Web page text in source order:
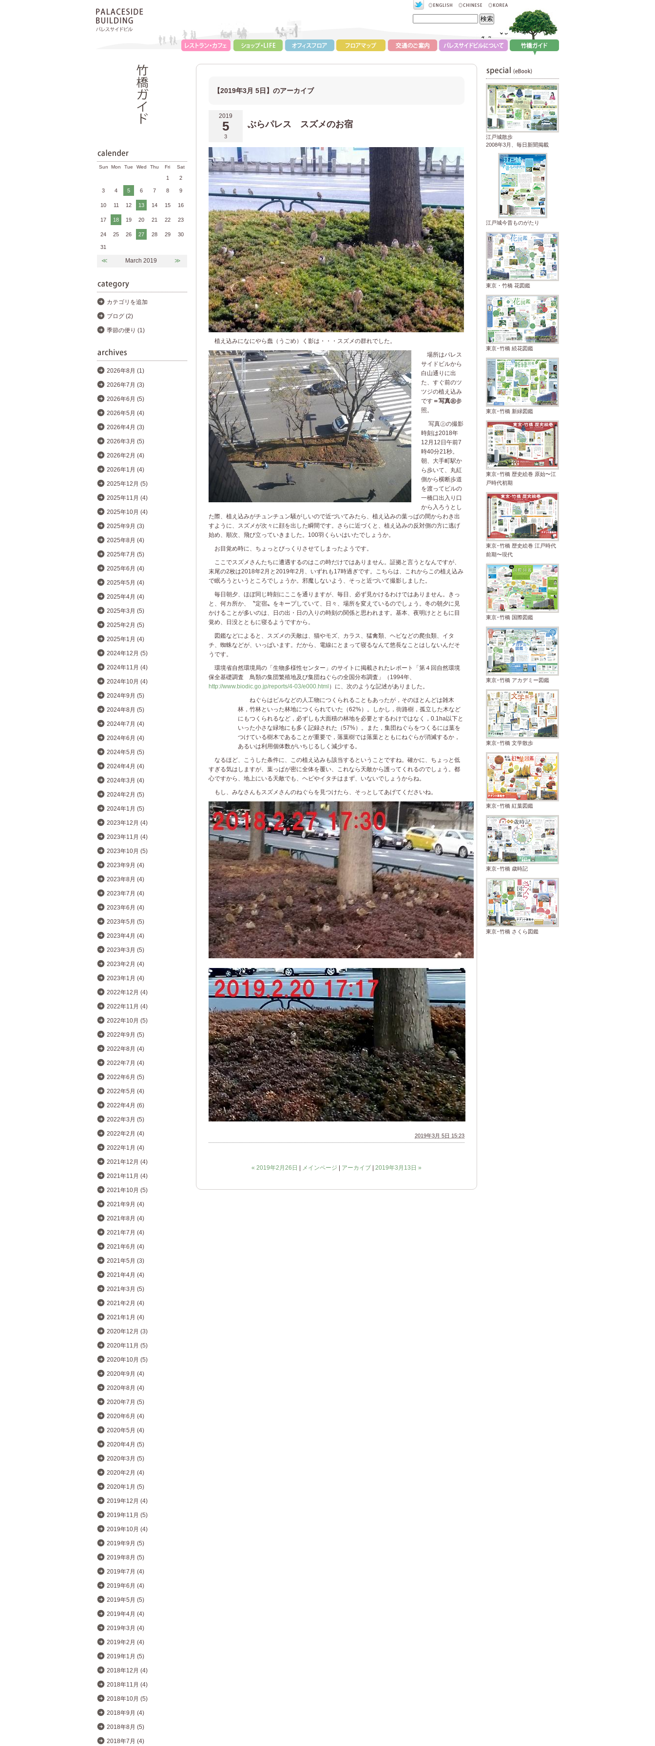
【2019年3月 5日】のアーカイブ
2019
5
3
ぶらパレス スズメのお宿
植え込みになにやら蠢（うごめ）く影は・・・スズメの群れでした。
場所はパレス
サイドビルから
白山通りに出
た、すぐ前のツ
ツジの植え込み
です ＝写真㊧参
照。
写真㊤の撮影
時刻は2018年
12月12日午前7
時40分21秒。
朝、大手町駅か
ら歩いて、丸紅
側から横断歩道
を渡ってビルの
一橋口出入り口
から入ろうとし
た際、植え込みがチュンチュン騒がしいので近づいてみたら、植え込みの葉っぱの間からわき出
すように、スズメが次々に顔を出した瞬間です。さらに近づくと、植え込みの反対側の方に逃げ
始め、順次、飛び立っていきました。100羽くらいはいたでしょうか。
お目覚め時に、ちょっとびっくりさせてしまったようです。
ここでスズメさんたちに遭遇するのはこの時だけではありません。証拠と言うとなんですが、
末尾の2枚は2018年2月と2019年2月、いずれも17時過ぎです。こちらは、これからこの植え込み
で眠ろうというところでしょうか。邪魔しないよう、そっと近づいて撮影しました。
毎日朝夕、ほぼ同じ時刻にここを通りますが、毎日、必ず見かけるわけではありません。きっ
と、何カ所か、〝定宿〟をキープしていて、日々、場所を変えているのでしょう。冬の朝夕に見
かけることが多いのは、日の出・日の入りの時刻の関係と思われます。基本、夜明けとともに目
覚め、日没とともに寝るようですから。
図鑑などによると、スズメの天敵は、猫やモズ、カラス、猛禽類、ヘビなどの爬虫類、イタ
チ、蜘蛛などが、いっぱいます。だから、電線にとまって寝るなんて悠長なことはしないんだそ
うです。
環境省自然環境局の「生物多様性センター」のサイトに掲載されたレポート「第４回自然環境
保全基礎調査 鳥類の集団繁殖地及び集団ねぐらの全国分布調査」（1994年、
http://www.biodic.go.jp/reports/4-03/e000.html ）に、次のような記述がありました。
ねぐらはビルなどの人工物につくられることもあったが，そのほとんどは雑木
林，竹林といった林地につくられていた（62%）。しかし，街路樹，孤立した木など
にもつくられるなど，必ずしも大面積の林地を必要とするわけではなく，0.1ha以下と
いった小さな緑地にも多く記録された（57%）。また，集団ねぐらをつくるには葉を
つけている樹木であることが重要で，落葉樹では落葉とともにねぐらが消滅するか，
あるいは利用個体数がいちじるしく減少する。
なるほど、こうした条件に、この植え込みも該当するということですね。確かに、ちょっと低
すぎる気はしますが、葉っぱが密に全体を覆い、これなら天敵から護ってくれるのでしょう。都
心ですから、地上にいる天敵でも、ヘビやイタチはまず、いないでしょうからね。
もし、みなさんもスズメさんのねぐらを見つけたら、そっとしてあげてくださいね。
2019年3月 5日 15:23
« 2019年2月26日 メインページ アーカイブ 2019年3月13日 »
Sun Mon Tue Wed Thu Fri Sat
1 2
3 4 5 6 7 8 9
10 11 12 13 14 15 16
17 18 19 20 21 22 23
24 25 26 27 28 29 30
31
≪ March 2019 ≫
カテゴリを追加
ブログ (2)
季節の便り (1)
2026年8月 (1)
2026年7月 (3)
2026年6月 (5)
2026年5月 (4)
2026年4月 (3)
2026年3月 (5)
2026年2月 (4)
2026年1月 (4)
2025年12月 (5)
2025年11月 (4)
2025年10月 (4)
2025年9月 (3)
2025年8月 (4)
2025年7月 (5)
2025年6月 (4)
2025年5月 (4)
2025年4月 (4)
2025年3月 (5)
2025年2月 (5)
2025年1月 (4)
2024年12月 (5)
2024年11月 (4)
2024年10月 (4)
2024年9月 (5)
2024年8月 (5)
2024年7月 (4)
2024年6月 (4)
2024年5月 (5)
2024年4月 (4)
2024年3月 (4)
2024年2月 (5)
2024年1月 (5)
2023年12月 (4)
2023年11月 (4)
2023年10月 (5)
2023年9月 (4)
2023年8月 (4)
2023年7月 (4)
2023年6月 (4)
2023年5月 (5)
2023年4月 (4)
2023年3月 (5)
2023年2月 (4)
2023年1月 (4)
2022年12月 (4)
2022年11月 (4)
2022年10月 (5)
2022年9月 (5)
2022年8月 (4)
2022年7月 (4)
2022年6月 (5)
2022年5月 (4)
2022年4月 (6)
2022年3月 (5)
2022年2月 (4)
2022年1月 (4)
2021年12月 (4)
2021年11月 (4)
2021年10月 (5)
2021年9月 (4)
2021年8月 (4)
2021年7月 (4)
2021年6月 (4)
2021年5月 (3)
2021年4月 (4)
2021年3月 (5)
2021年2月 (4)
2021年1月 (4)
2020年12月 (3)
2020年11月 (5)
2020年10月 (5)
2020年9月 (4)
2020年8月 (4)
2020年7月 (5)
2020年6月 (4)
2020年5月 (4)
2020年4月 (5)
2020年3月 (5)
2020年2月 (4)
2020年1月 (5)
2019年12月 (4)
2019年11月 (5)
2019年10月 (4)
2019年9月 (5)
2019年8月 (5)
2019年7月 (4)
2019年6月 (4)
2019年5月 (5)
2019年4月 (4)
2019年3月 (4)
2019年2月 (4)
2019年1月 (5)
2018年12月 (4)
2018年11月 (4)
2018年10月 (5)
2018年9月 (4)
2018年8月 (5)
2018年7月 (4)
江戸城散歩
2008年3月、毎日新聞掲載
江戸城今昔ものがたり
東京・竹橋 花図鑑
東京･竹橋 続花図鑑
東京･竹橋 新緑図鑑
東京･竹橋 歴史絵巻 原始〜江
戸時代初期
東京･竹橋 歴史絵巻 江戸時代
前期〜現代
東京･竹橋 国際図鑑
東京･竹橋 アカデミー図鑑
東京･竹橋 文学散歩
東京･竹橋 紅葉図鑑
東京･竹橋 歳時記
東京･竹橋 さくら図鑑